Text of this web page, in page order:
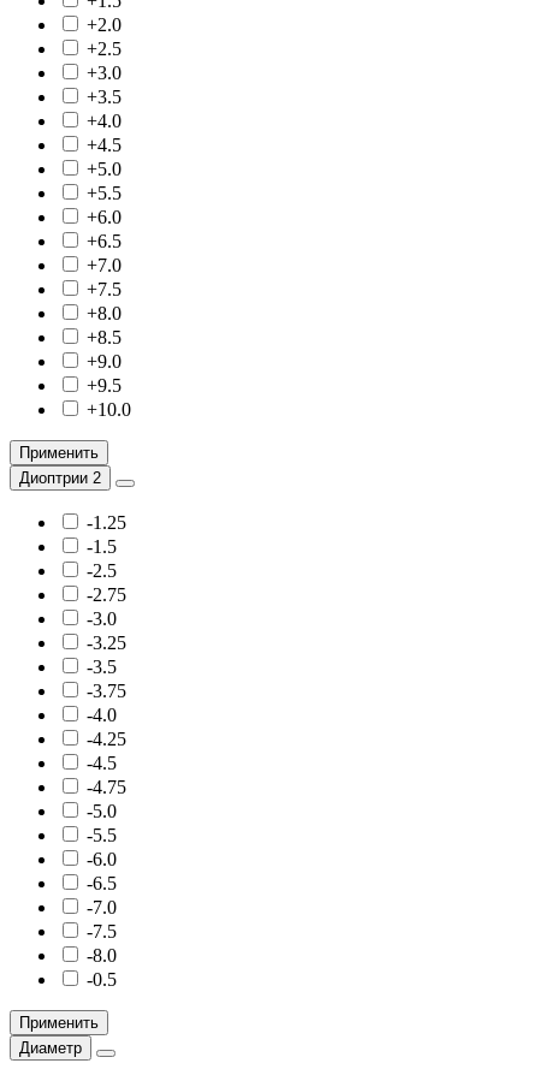
+2.0
+2.5
+3.0
+3.5
+4.0
+4.5
+5.0
+5.5
+6.0
+6.5
+7.0
+7.5
+8.0
+8.5
+9.0
+9.5
+10.0
Применить
Диоптрии 2
-1.25
-1.5
-2.5
-2.75
-3.0
-3.25
-3.5
-3.75
-4.0
-4.25
-4.5
-4.75
-5.0
-5.5
-6.0
-6.5
-7.0
-7.5
-8.0
-0.5
Применить
Диаметр